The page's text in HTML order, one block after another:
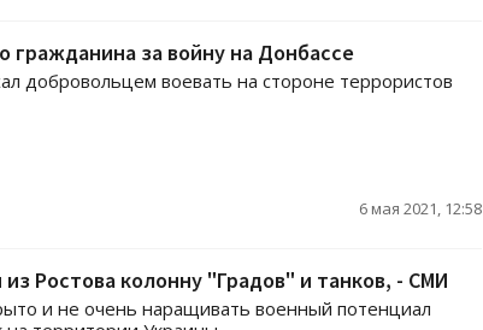
гражданина за войну на Донбассе
добровольцем воевать на стороне террористов
6 мая 2021, 12:58
Ростова колонну "Градов" и танков, - СМИ
и не очень наращивать военный потенциал